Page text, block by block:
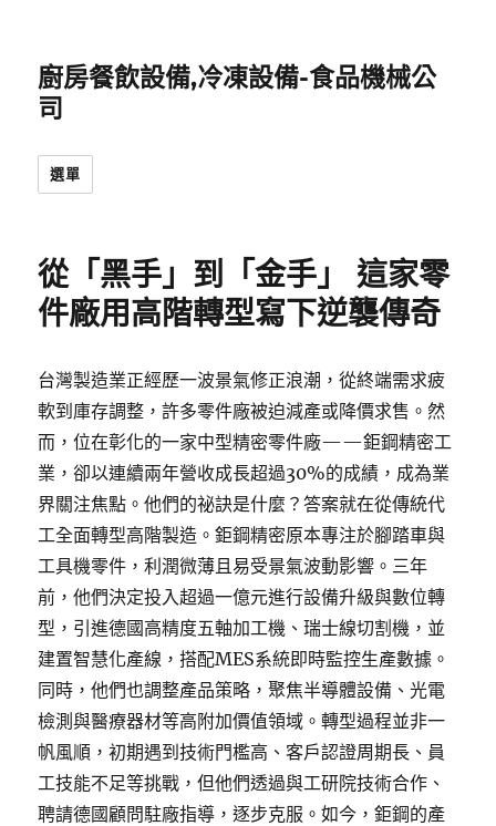
廚房餐飲設備,冷凍設備-食品機械公
司
選單
從「黑手」到「金手」 這家零
件廠用高階轉型寫下逆襲傳奇
台灣製造業正經歷一波景氣修正浪潮，從終端需求疲
軟到庫存調整，許多零件廠被迫減產或降價求售。然
而，位在彰化的一家中型精密零件廠——鉅鋼精密工
業，卻以連續兩年營收成長超過30%的成績，成為業
界關注焦點。他們的祕訣是什麼？答案就在從傳統代
工全面轉型高階製造。鉅鋼精密原本專注於腳踏車與
工具機零件，利潤微薄且易受景氣波動影響。三年
前，他們決定投入超過一億元進行設備升級與數位轉
型，引進德國高精度五軸加工機、瑞士線切割機，並
建置智慧化產線，搭配MES系統即時監控生產數據。
同時，他們也調整產品策略，聚焦半導體設備、光電
檢測與醫療器材等高附加價值領域。轉型過程並非一
帆風順，初期遇到技術門檻高、客戶認證周期長、員
工技能不足等挑戰，但他們透過與工研院技術合作、
聘請德國顧問駐廠指導，逐步克服。如今，鉅鋼的產